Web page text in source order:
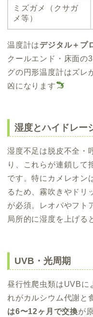
ミズガメ（クサガ
メ等）
温度計はデジタル＋プ
クールエンド・床面の
グの円形温度計はズレ
凶になります
湿度とハイドレー
湿度不足は脱皮不全・
り、これらが連鎖して
です。特にカメレオン
るため、霧吹きやドリ
が必須。レオパやフト
局所的に湿度を上げる
UVB・光周期
昼行性爬虫類はUVBに
れがカルシウム代謝と
は6〜12ヶ月で交換が